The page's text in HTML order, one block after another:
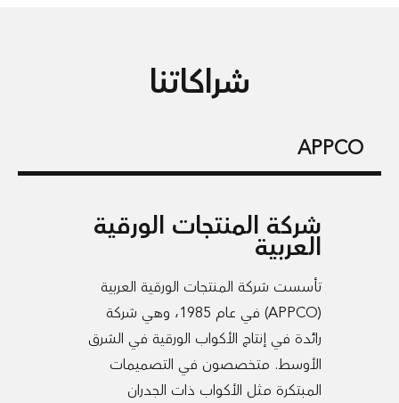
شراكاتنا
APPCO
شركة المنتجات الورقية
العربية
تأسست شركة المنتجات الورقية العربية
(APPCO) في عام 1985، وهي شركة
رائدة في إنتاج الأكواب الورقية في الشرق
الأوسط. متخصصون في التصميمات
المبتكرة مثل الأكواب ذات الجدران